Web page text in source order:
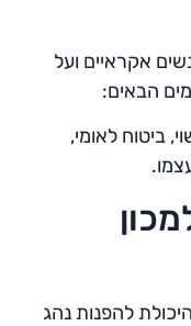
אקראיים ועל
הבאים:
ביטוח לאומי,
היכולת להפנות נהג